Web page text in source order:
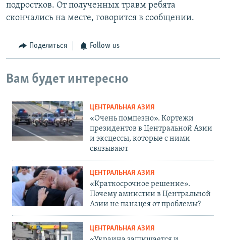
подростков. От полученных травм ребята
скончались на месте, говорится в сообщении.
Поделиться Follow us
Вам будет интересно
ЦЕНТРАЛЬНАЯ АЗИЯ
«Очень помпезно». Кортежи
президентов в Центральной Азии
и эксцессы, которые с ними
связывают
ЦЕНТРАЛЬНАЯ АЗИЯ
«Краткосрочное решение».
Почему амнистии в Центральной
Азии не панацея от проблемы?
ЦЕНТРАЛЬНАЯ АЗИЯ